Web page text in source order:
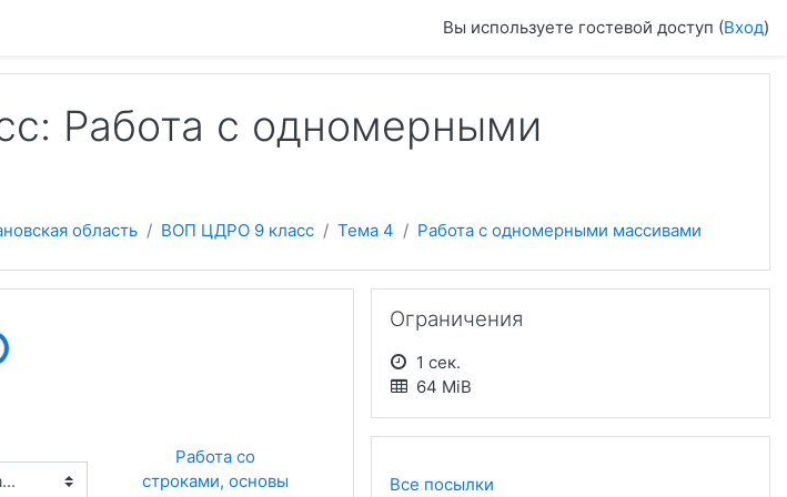
Вы используете гостевой доступ (Вход)
Работа с одномерными
область ВОП ЦДРО 9 класс Тема 4 Работа с одномерными массивами
Работа со
строками, основы
Ограничения
1 сек.
64 MiB
Все посылки